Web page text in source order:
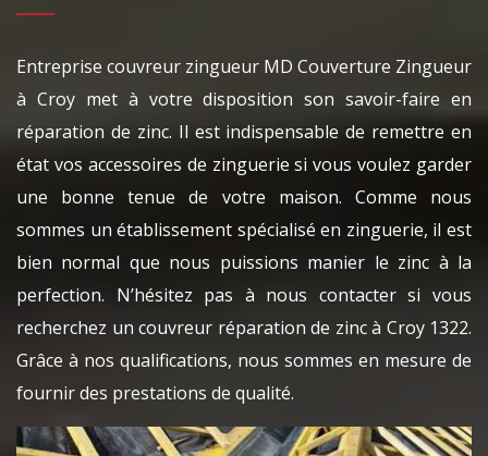
Entreprise couvreur zingueur MD Couverture Zingueur
à Croy met à votre disposition son savoir-faire en
réparation de zinc. Il est indispensable de remettre en
état vos accessoires de zinguerie si vous voulez garder
une bonne tenue de votre maison. Comme nous
sommes un établissement spécialisé en zinguerie, il est
bien normal que nous puissions manier le zinc à la
perfection. N’hésitez pas à nous contacter si vous
recherchez un couvreur réparation de zinc à Croy 1322.
Grâce à nos qualifications, nous sommes en mesure de
fournir des prestations de qualité.